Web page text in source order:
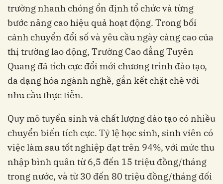
trường nhanh chóng ổn định tổ chức và từng
bước nâng cao hiệu quả hoạt động. Trong bối
cảnh chuyển đổi số và yêu cầu ngày càng cao của
thị trường lao động, Trường Cao đẳng Tuyên
Quang đã tích cực đổi mới chương trình đào tạo,
đa dạng hóa ngành nghề, gắn kết chặt chẽ với
nhu cầu thực tiễn.
Quy mô tuyển sinh và chất lượng đào tạo có nhiều
chuyển biến tích cực. Tỷ lệ học sinh, sinh viên có
việc làm sau tốt nghiệp đạt trên 94%, với mức thu
nhập bình quân từ 6,5 đến 15 triệu đồng/tháng
trong nước, và từ 30 đến 80 triệu đồng/tháng đối